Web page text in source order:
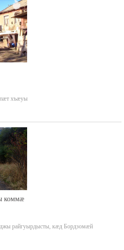
хъæуы
коммæ
райгуырдысты, кæд Бордзомæй